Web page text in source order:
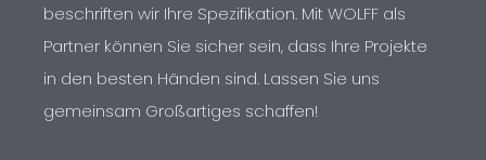
beschriften wir Ihre Spezifikation. Mit WOLFF als
Partner können Sie sicher sein, dass Ihre Projekte
in den besten Händen sind. Lassen Sie uns
gemeinsam Großartiges schaffen!